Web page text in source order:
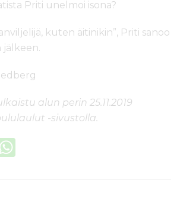
Priti unelmoi isona?
kuten äitinikin”, Priti sanoo
alun perin 25.11.2019
-sivustolla.
E